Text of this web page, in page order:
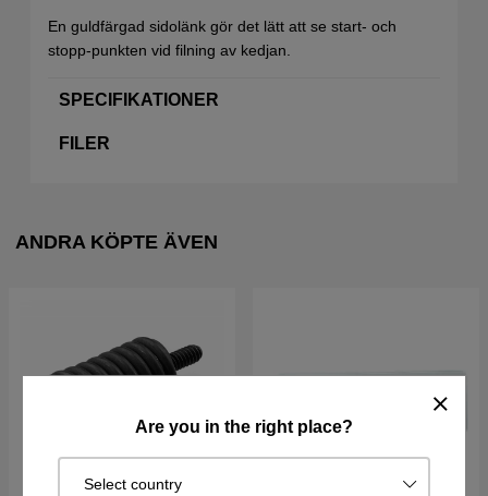
Are you in the right place?
Select country
En guldfärgad sidolänk gör det lätt att se start- och
stopp-punkten vid filning av kedjan.
SPECIFIKATIONER
FILER
ANDRA KÖPTE ÄVEN